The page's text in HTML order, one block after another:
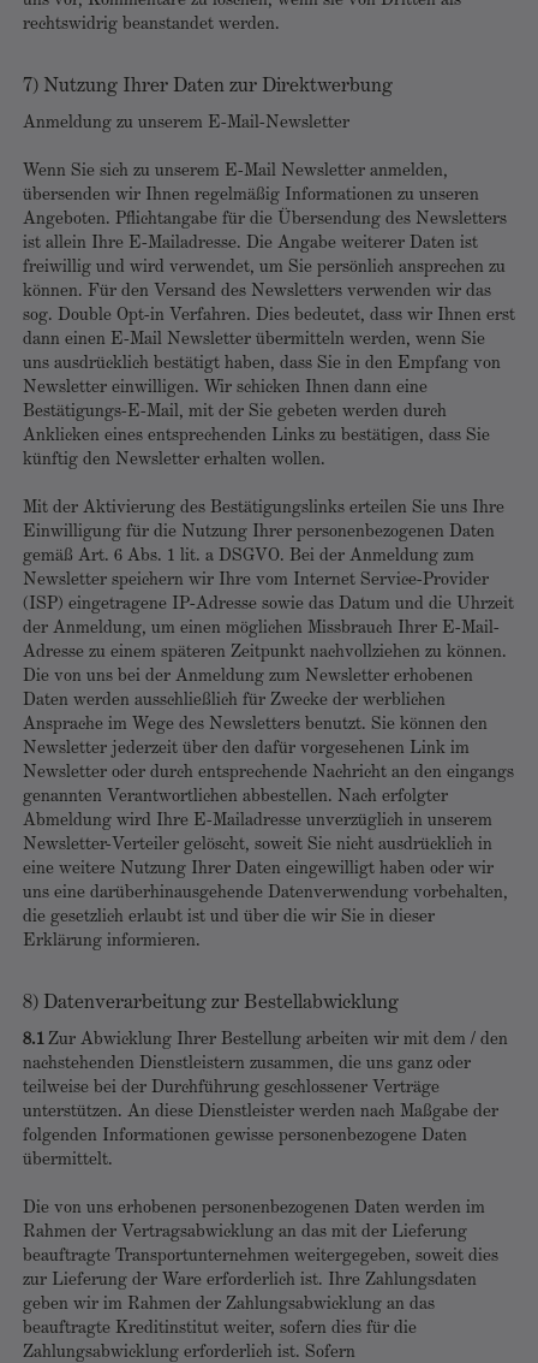
rechtswidrig beanstandet werden.
7) Nutzung Ihrer Daten zur Direktwerbung
Anmeldung zu unserem E-Mail-Newsletter
Wenn Sie sich zu unserem E-Mail Newsletter anmelden,
übersenden wir Ihnen regelmäßig Informationen zu unseren
Angeboten. Pflichtangabe für die Übersendung des Newsletters
ist allein Ihre E-Mailadresse. Die Angabe weiterer Daten ist
freiwillig und wird verwendet, um Sie persönlich ansprechen zu
können. Für den Versand des Newsletters verwenden wir das
sog. Double Opt-in Verfahren. Dies bedeutet, dass wir Ihnen erst
dann einen E-Mail Newsletter übermitteln werden, wenn Sie
uns ausdrücklich bestätigt haben, dass Sie in den Empfang von
Newsletter einwilligen. Wir schicken Ihnen dann eine
Bestätigungs-E-Mail, mit der Sie gebeten werden durch
Anklicken eines entsprechenden Links zu bestätigen, dass Sie
künftig den Newsletter erhalten wollen.
Mit der Aktivierung des Bestätigungslinks erteilen Sie uns Ihre
Einwilligung für die Nutzung Ihrer personenbezogenen Daten
gemäß Art. 6 Abs. 1 lit. a DSGVO. Bei der Anmeldung zum
Newsletter speichern wir Ihre vom Internet Service-Provider
(ISP) eingetragene IP-Adresse sowie das Datum und die Uhrzeit
der Anmeldung, um einen möglichen Missbrauch Ihrer E-Mail-
Adresse zu einem späteren Zeitpunkt nachvollziehen zu können.
Die von uns bei der Anmeldung zum Newsletter erhobenen
Daten werden ausschließlich für Zwecke der werblichen
Ansprache im Wege des Newsletters benutzt. Sie können den
Newsletter jederzeit über den dafür vorgesehenen Link im
Newsletter oder durch entsprechende Nachricht an den eingangs
genannten Verantwortlichen abbestellen. Nach erfolgter
Abmeldung wird Ihre E-Mailadresse unverzüglich in unserem
Newsletter-Verteiler gelöscht, soweit Sie nicht ausdrücklich in
eine weitere Nutzung Ihrer Daten eingewilligt haben oder wir
uns eine darüberhinausgehende Datenverwendung vorbehalten,
die gesetzlich erlaubt ist und über die wir Sie in dieser
Erklärung informieren.
8) Datenverarbeitung zur Bestellabwicklung
8.1 Zur Abwicklung Ihrer Bestellung arbeiten wir mit dem / den
nachstehenden Dienstleistern zusammen, die uns ganz oder
teilweise bei der Durchführung geschlossener Verträge
unterstützen. An diese Dienstleister werden nach Maßgabe der
folgenden Informationen gewisse personenbezogene Daten
übermittelt.
Die von uns erhobenen personenbezogenen Daten werden im
Rahmen der Vertragsabwicklung an das mit der Lieferung
beauftragte Transportunternehmen weitergegeben, soweit dies
zur Lieferung der Ware erforderlich ist. Ihre Zahlungsdaten
geben wir im Rahmen der Zahlungsabwicklung an das
beauftragte Kreditinstitut weiter, sofern dies für die
Zahlungsabwicklung erforderlich ist. Sofern